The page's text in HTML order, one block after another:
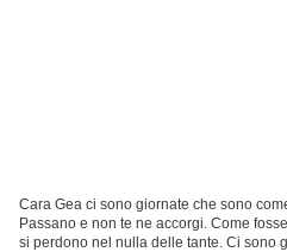
Cara Gea ci sono giornate che sono
Passano e non te ne accorgi. Come
si perdono nel nulla delle tante. Ci sono